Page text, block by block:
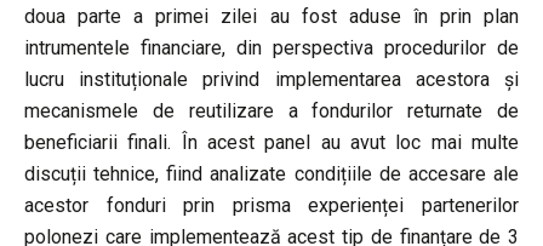
doua parte a primei zilei au fost aduse în prin plan
intrumentele financiare, din perspectiva procedurilor de
lucru instituționale privind implementarea acestora și
mecanismele de reutilizare a fondurilor returnate de
beneficiarii finali. În acest panel au avut loc mai multe
discuții tehnice, fiind analizate condițiile de accesare ale
acestor fonduri prin prisma experienței partenerilor
polonezi care implementează acest tip de finanțare de 3